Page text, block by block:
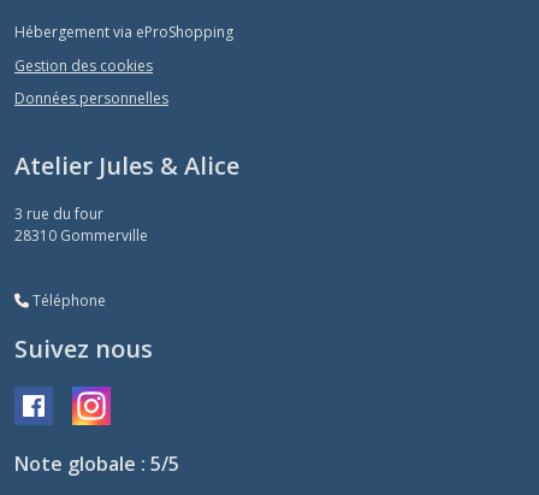
Hébergement via eProShopping
Gestion des cookies
Données personnelles
Atelier Jules & Alice
3 rue du four
28310 Gommerville
Téléphone
Suivez nous
Note globale : 5/5